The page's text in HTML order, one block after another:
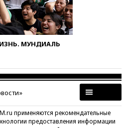
МУНДИАЛЬ
применяются рекомендательные
предоставления информации